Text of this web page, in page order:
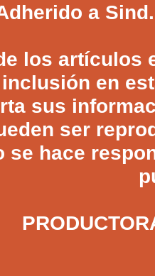
a
los artículos
en
sus
ser
se hace